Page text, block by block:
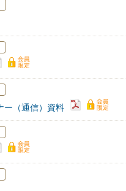
ー（通信）資料